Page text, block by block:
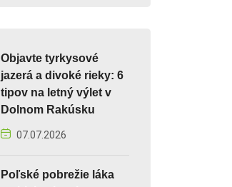
Objavte tyrkysové
jazerá a divoké rieky: 6
tipov na letný výlet v
Dolnom Rakúsku
07.07.2026
Poľské pobrežie láka